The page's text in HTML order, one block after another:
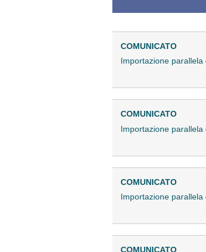
COMUNICATO
Importazione
COMUNICATO
Importazione
COMUNICATO
Importazione
COMUNICATO